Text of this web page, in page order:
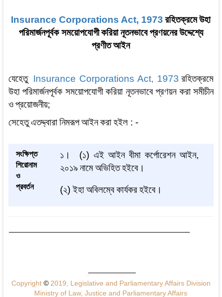
Insurance Corporations Act, 1973 রহিতক্রমেউহা
পরিমার্জনপূর্বকসময়োপযোগীকরিয়ানূতনভাবেপ্রণয়নেরউদ্দেশ্যে
প্রণীতআইন
যেহেতু Insurance Corporations Act, 1973 রহিতক্রমে
উহা পরিমার্জনপূর্বক সময়োপযোগী করিয়া নূতনভাবে প্রণয়ন করা সমীচীন
ও প্রয়োজনীয়;
সেহেতু এতদ্দ্বারা নিমরূপ আইন করা হইল: -
সংক্ষিপ্ত
শিরোনাম
ও
প্রবর্তন
১। (১) এই আইন বীমা কর্পোরেশন আইন,
২০১৯ নামে অভিহিতহইবে।
(২)ইহা অবিলম্বে কার্যকর হইবে।
Copyright ©2019, Legislative and Parliamentary Affairs Division
Ministry of Law, Justice and Parliamentary Affairs